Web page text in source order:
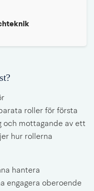
roller för första
och mottagande av ett
hur rollerna
hantera
engagera oberoende